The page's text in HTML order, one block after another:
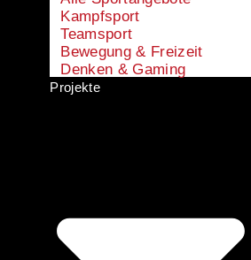
Kampfsport
Teamsport
Bewegung & Freizeit
Denken & Gaming
Projekte